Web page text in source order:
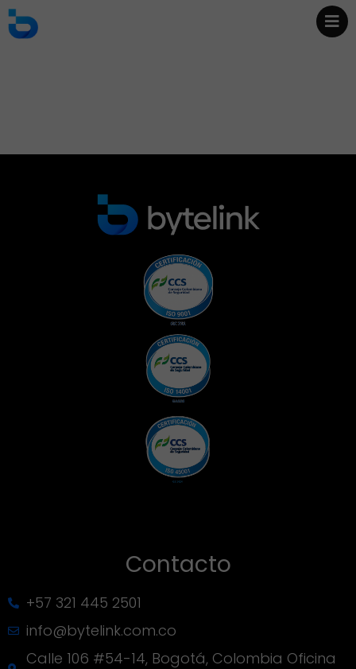
Contacto
+57 321 445 2501
info@bytelink.com.co
Calle 106 #54-14, Bogotá, Colombia Oficina